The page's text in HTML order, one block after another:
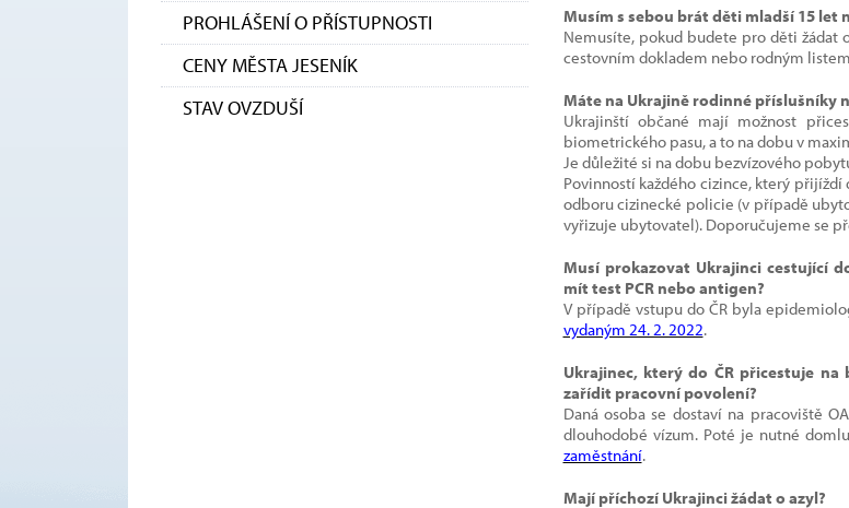
PROHLÁŠENÍ O PŘÍSTUPNOSTI
CENY MĚSTA JESENÍK
STAV OVZDUŠÍ
Musím s sebou brát děti mladší 15 let
Nemusíte, pokud budete pro děti žádat
cestovním dokladem nebo rodným
Máte na Ukrajině rodinné příslušníky
Ukrajinští občané mají možnost
biometrického pasu, a to na dobu v
Je důležité si na dobu bezvízového
Povinností každého cizince, který přijíždí
odboru cizinecké policie (v případě
vyřizuje ubytovatel). Doporučujeme se
Musí prokazovat Ukrajinci cestující
mít test PCR nebo antigen?
V případě vstupu do ČR byla
vydaným 24. 2. 2022.
Ukrajinec, který do ČR přicestuje
zařídit pracovní povolení?
Daná osoba se dostaví na pracoviště
dlouhodobé vízum. Poté je nutné
zaměstnání.
Mají příchozí Ukrajinci žádat o azyl?